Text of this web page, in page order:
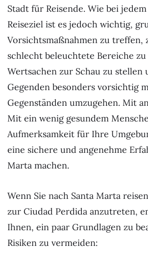
Stadt für Reisende. Wie bei
Reiseziel ist es jedoch wichtig,
Vorsichtsmaßnahmen zu treffen,
schlecht beleuchtete Bereiche
Wertsachen zur Schau zu stellen
Gegenden besonders vorsichtig
Gegenständen umzugehen. Mit
Mit ein wenig gesundem
Aufmerksamkeit für Ihre
eine sichere und angenehme
Marta machen.
Wenn Sie nach Santa Marta
zur Ciudad Perdida anzutreten,
Ihnen, ein paar Grundlagen zu
Risiken zu vermeiden: